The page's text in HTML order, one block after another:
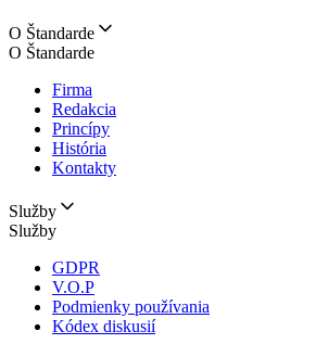
O Štandarde
O Štandarde
Firma
Redakcia
Princípy
História
Kontakty
Služby
Služby
GDPR
V.O.P
Podmienky používania
Kódex diskusií